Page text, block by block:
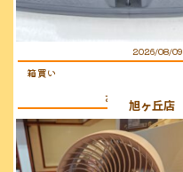
2026/08/09
箱買い
おぐらのおじさん
旭ヶ丘店